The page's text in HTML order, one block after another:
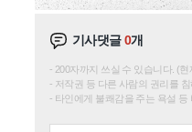
기사댓글0개
200자까지 쓰실 수 있습니다. (현
저작권 등 다른 사람의 권리를
타인에게 불쾌감을 주는 욕설